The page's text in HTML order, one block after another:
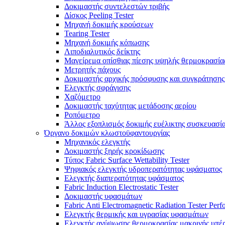
Δοκιμαστής συντελεστών τριβής
Δίσκος Peeling Tester
Μηχανή δοκιμής κρούσεων
Tearing Tester
Μηχανή δοκιμής κόπωσης
Λιποδιαλυτικός δείκτης
Μαγείρεμα οπίσθιας πίεσης υψηλής
Μετρητής πάχους
Δοκιμαστής αρχικής πρόσφυσης και συγκράτησης
Ελεγκτής σφράγισης
Χαζόμετρο
Δοκιμαστής ταχύτητας μετάδοσης αερίου
Ροπόμετρο
Άλλος εξοπλισμός δοκιμής ευέλικτης
Όργανο δοκιμών κλωστοϋφαντουργίας
Μηχανικός ελεγκτής
Δοκιμαστής ξηρής κροκίδωσης
Τύπος Fabric Surface Wettability Tester
Ψηφιακός ελεγκτής υδροπερατότητας υφάσματος
Ελεγκτής διαπερατότητας υφάσματος
Fabric Induction Electrostatic Tester
Δοκιμαστής υφασμάτων
Fabric Anti Electromagnetic Radiation Tester
Ελεγκτής θερμικής και υγρασίας υφασμάτων
Ελεγκτής ανύψωσης θερμοκρασίας μακρινής